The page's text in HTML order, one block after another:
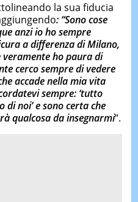
la sua fiducia
: “Sono cose
anzi io ho sempre
a differenza di Milano,
ho paura di
cerco sempre di vedere
accade nella mia vita
sempre: ‘tutto
di noi’ e sono certa che
qualcosa da insegnarmi“.